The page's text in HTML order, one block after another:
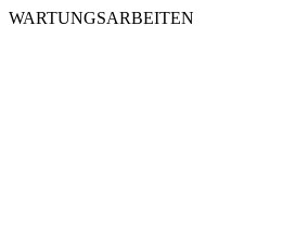
WARTUNGSARBEITEN